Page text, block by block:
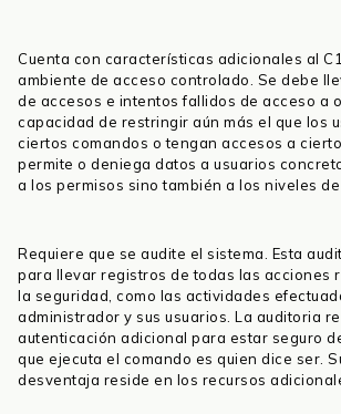
Cuenta con características adicionales al
ambiente de acceso controlado. Se debe
de accesos e intentos fallidos de acceso a
capacidad de restringir aún más el que los
ciertos comandos o tengan accesos a
permite o deniega datos a usuarios
a los permisos sino también a los niveles de
Requiere que se audite el sistema. Esta
para llevar registros de todas las acciones
la seguridad, como las actividades
administrador y sus usuarios. La auditoria
autenticación adicional para estar seguro
que ejecuta el comando es quien dice ser.
desventaja reside en los recursos